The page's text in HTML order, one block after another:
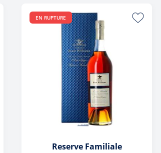
EN RUPTURE
Reserve Familiale